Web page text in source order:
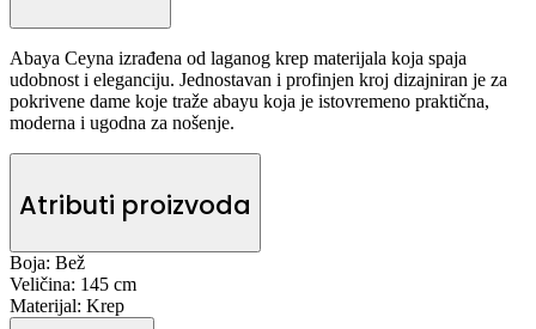
Abaya Ceyna izrađena od laganog krep materijala koja spaja
udobnost i eleganciju. Jednostavan i profinjen kroj dizajniran je za
pokrivene dame koje traže abayu koja je istovremeno praktična,
moderna i ugodna za nošenje.
Atributi proizvoda
Boja: Bež
Veličina: 145 cm
Materijal: Krep